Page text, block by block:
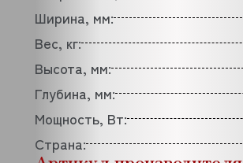
Ширина, мм:
Вес, кг:
Высота, мм:
Глубина, мм:
Мощность, Вт:
Страна: